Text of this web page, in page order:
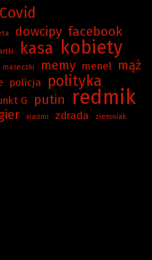
Covid
dowcipy facebook
kasa kobiety
maseczki memy menel mąż
policja polityka
G putin redmik
xiaomi zdrada
ziemniak